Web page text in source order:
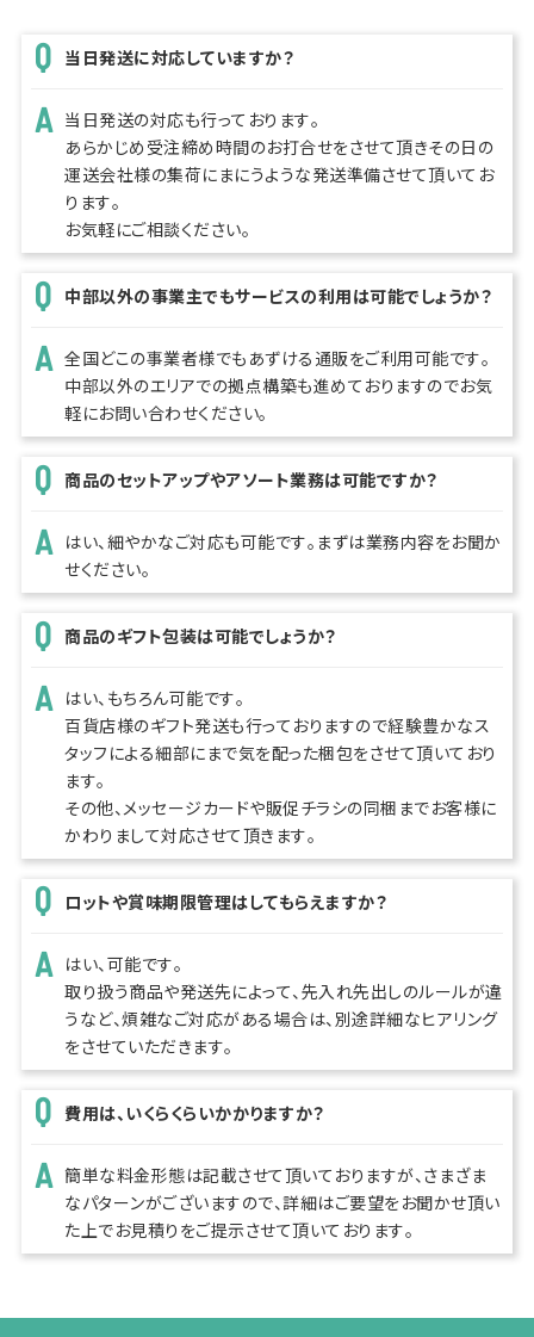
当日発送に対応していますか？
当日発送の対応も行っております。
あらかじめ受注締め時間のお打合せをさせて頂きその日の
運送会社様の集荷にまにうような発送準備させて頂いてお
ります。
お気軽にご相談ください。
中部以外の事業主でもサービスの利用は可能でしょうか？
全国どこの事業者様でもあずける通販をご利用可能です。
中部以外のエリアでの拠点構築も進めておりますのでお気
軽にお問い合わせください。
商品のセットアップやアソート業務は可能ですか？
はい、細やかなご対応も可能です。まずは業務内容をお聞か
せください。
商品のギフト包装は可能でしょうか？
はい、もちろん可能です。
百貨店様のギフト発送も行っておりますので経験豊かなス
タッフによる細部にまで気を配った梱包をさせて頂いており
ます。
その他、メッセージカードや販促チラシの同梱までお客様に
かわりまして対応させて頂きます。
ロットや賞味期限管理はしてもらえますか？
はい、可能です。
取り扱う商品や発送先によって、先入れ先出しのルールが違
うなど、煩雑なご対応がある場合は、別途詳細なヒアリング
をさせていただきます。
費用は、いくらくらいかかりますか？
簡単な料金形態は記載させて頂いておりますが、さまざま
なパターンがございますので、詳細はご要望をお聞かせ頂い
た上でお見積りをご提示させて頂いております。